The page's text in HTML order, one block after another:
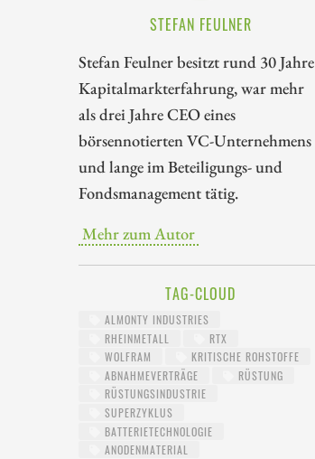
STEFAN FEULNER
Stefan Feulner besitzt rund 30 Jahre
Kapitalmarkterfahrung, war mehr
als drei Jahre CEO eines
börsennotierten VC-Unternehmens
und lange im Beteiligungs- und
Fondsmanagement tätig.
Mehr zum Autor
TAG-CLOUD
ALMONTY INDUSTRIES
RHEINMETALL
RTX
WOLFRAM
KRITISCHE ROHSTOFFE
ABNAHMEVERTRÄGE
RÜSTUNG
RÜSTUNGSINDUSTRIE
SUPERZYKLUS
BATTERIETECHNOLOGIE
ANODENMATERIAL